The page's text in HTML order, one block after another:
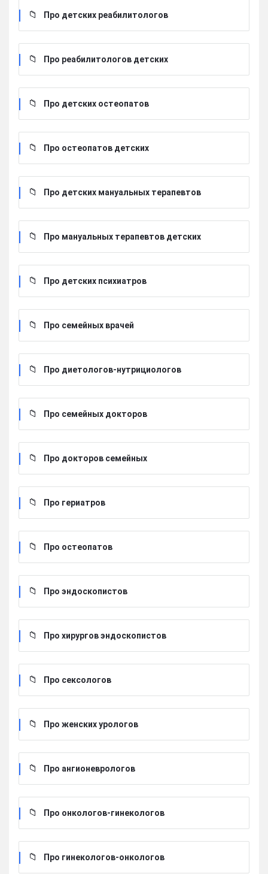
Про детских реабилитологов
Про реабилитологов детских
Про детских остеопатов
Про остеопатов детских
Про детских мануальных терапевтов
Про мануальных терапевтов детских
Про детских психиатров
Про семейных врачей
Про диетологов-нутрициологов
Про семейных докторов
Про докторов семейных
Про гериатров
Про остеопатов
Про эндоскопистов
Про хирургов эндоскопистов
Про сексологов
Про женских урологов
Про ангионеврологов
Про онкологов-гинекологов
Про гинекологов-онкологов